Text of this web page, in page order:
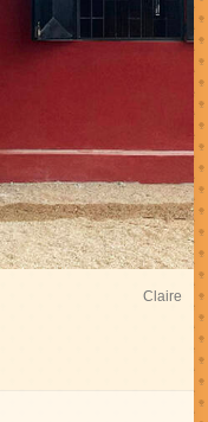
Claire